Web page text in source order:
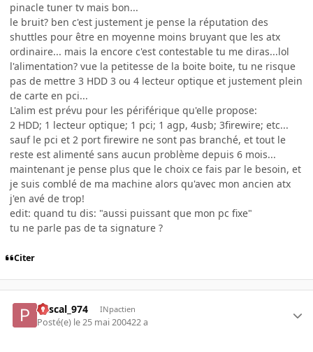
pinacle tuner tv mais bon...
le bruit? ben c'est justement je pense la réputation des
shuttles pour être en moyenne moins bruyant que les atx
ordinaire... mais la encore c'est contestable tu me diras...lol
l'alimentation? vue la petitesse de la boite boite, tu ne risque
pas de mettre 3 HDD 3 ou 4 lecteur optique et justement plein
de carte en pci...
L'alim est prévu pour les périférique qu'elle propose:
2 HDD; 1 lecteur optique; 1 pci; 1 agp, 4usb; 3firewire; etc...
sauf le pci et 2 port firewire ne sont pas branché, et tout le
reste est alimenté sans aucun problème depuis 6 mois...
maintenant je pense plus que le choix ce fais par le besoin, et
je suis comblé de ma machine alors qu'avec mon ancien atx
j'en avé de trop!
edit: quand tu dis: "aussi puissant que mon pc fixe"
tu ne parle pas de ta signature ?
Citer
Pascal_974 INpactien
Posté(e) le 25 mai 200422 a